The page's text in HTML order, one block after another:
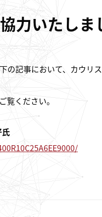
力いたしま
の記事において、カウリ
覧ください。